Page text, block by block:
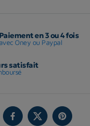
Paiement en 3 ou 4 fois
avec Oney ou Paypal
satisfait